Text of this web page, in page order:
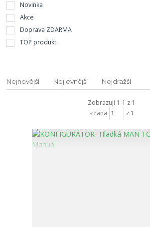
Novinka
Akce
Doprava ZDARMA
TOP produkt
Nejnovější Nejlevnější Nejdražší
Zobrazuji 1-1 z 1
strana
z 1